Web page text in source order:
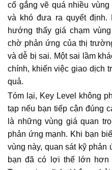
cố gắng vẽ quá nhiều
và khó đưa ra quyết
hướng thấy giá chạm
chờ phản ứng của thị
và dễ bị sai. Một sai lầm
chính, khiến việc giao dịch
quả.
Tóm lại, Key Level không
tạp nếu bạn tiếp cận đúng
là những vùng giá quan
phản ứng mạnh. Khi bạn
vùng này, quan sát kỹ
bạn đã có lợi thế lớn